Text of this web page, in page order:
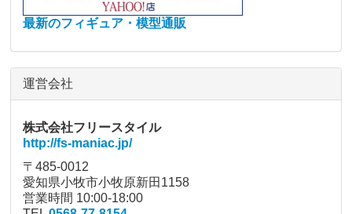
最新のフィギュア・模型通販
運営会社
株式会社フリースタイル
http://fs-maniac.jp/
〒485-0012
愛知県小牧市小牧原新田1158
営業時間 10:00-18:00